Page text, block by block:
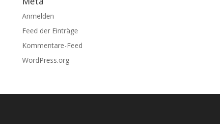
Anmelden
Feed der Einträge
Kommentare-Feed
WordPress.org